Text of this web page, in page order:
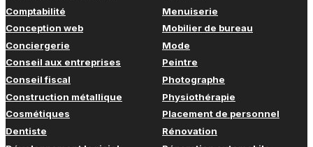
Comptabilité
Conception web
Conciergerie
Conseil aux entreprises
Conseil fiscal
Construction métallique
Cosmétiques
Dentiste
Menuiserie
Mobilier de bureau
Mode
Peintre
Photographe
Physiothérapie
Placement de personnel
Rénovation